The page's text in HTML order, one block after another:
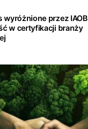
wyróżnione przez IAOB
w certyfikacji branży